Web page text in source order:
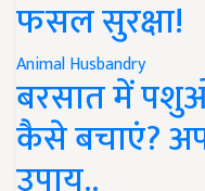
फसल सुरक्षा!
Animal Husbandry
बरसात में
कैसे बचाएं?